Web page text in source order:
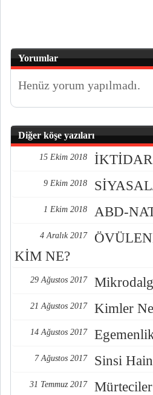
Yorumlar
Henüz yorum yapılmadı.
Diğer köşe yazıları
15 Ekim 2018 İKTİDAR
9 Ekim 2018
1 Ekim 2018 ABD-
4 Aralık 2017
KİM NE?
29 Ağustos 2017
21 Ağustos 2017 Kimler
14 Ağustos 2017
7 Ağustos 2017 Sinsi
31 Temmuz 2017